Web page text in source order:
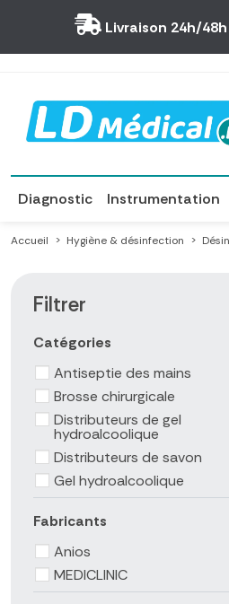
Livraison 24h/48h
Diagnostic Instrumentation
Accueil Hygiène & désinfection
Filtrer
Catégories
Antiseptie des mains
Brosse chirurgicale
Distributeurs de gel
hydroalcoolique
Distributeurs de savon
Gel hydroalcoolique
Fabricants
Anios
MEDICLINIC
Panneau de gestion des cookies